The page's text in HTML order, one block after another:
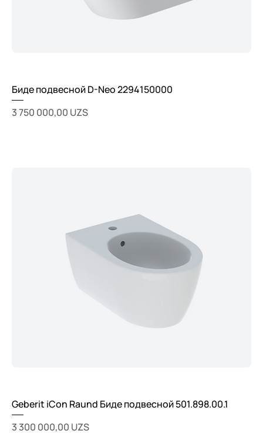
Биде подвесной D-Neo 2294150000
Цена
3 750 000,00 UZS
Geberit iCon Raund Биде подвесной 501.898.00.1
Цена
3 300 000,00 UZS